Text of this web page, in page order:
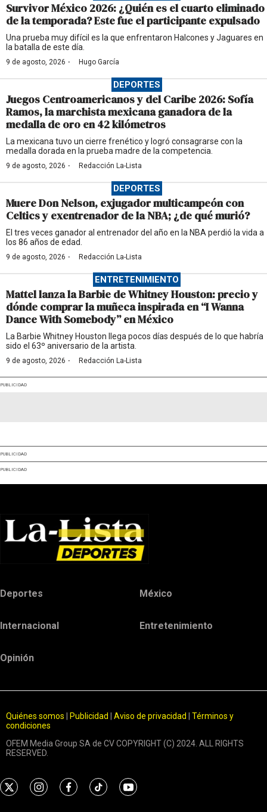
Survivor México 2026: ¿Quién es el cuarto eliminado
de la temporada? Este fue el participante expulsado
Una prueba muy difícil es la que enfrentaron Halcones y Jaguares en
la batalla de este día.
9 de agosto, 2026 · Hugo García
DEPORTES
Juegos Centroamericanos y del Caribe 2026: Sofía
Ramos, la marchista mexicana ganadora de la
medalla de oro en 42 kilómetros
La mexicana tuvo un cierre frenético y logró consagrarse con la
medalla dorada en la prueba madre de la competencia.
9 de agosto, 2026 · Redacción La-Lista
DEPORTES
Muere Don Nelson, exjugador multicampeón con
Celtics y exentrenador de la NBA; ¿de qué murió?
El tres veces ganador al entrenador del año en la NBA perdió la vida a
los 86 años de edad.
9 de agosto, 2026 · Redacción La-Lista
ENTRETENIMIENTO
Mattel lanza la Barbie de Whitney Houston: precio y
dónde comprar la muñeca inspirada en “I Wanna
Dance With Somebody” en México
La Barbie Whitney Houston llega pocos días después de lo que habría
sido el 63º aniversario de la artista.
9 de agosto, 2026 · Redacción La-Lista
PUBLICIDAD
PUBLICIDAD
PUBLICIDAD
Deportes México
Internacional Entretenimiento
Opinión
Quiénes somos Publicidad Aviso de privacidad
Términos y
condiciones
OFEM Media Group SA de CV COPYRIGHT (C) 2024. ALL RIGHTS
RESERVED.
t
i
f
t
y